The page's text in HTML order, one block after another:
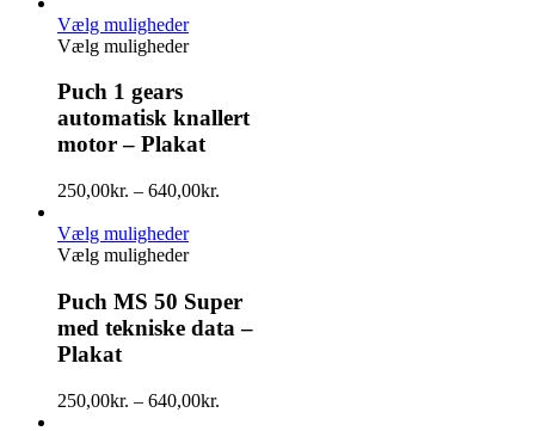
Vælg muligheder
Vælg muligheder
Puch 1 gears
automatisk knallert
motor – Plakat
250,00kr. – 640,00kr.
Vælg muligheder
Vælg muligheder
Puch MS 50 Super
med tekniske data –
Plakat
250,00kr. – 640,00kr.